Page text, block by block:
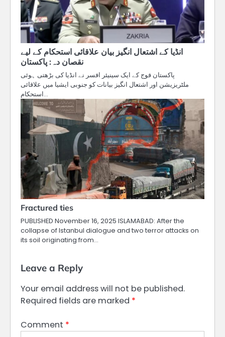
انڈیا کے اشتعال انگیز بیان علاقائی استحکام کے لیے
نقصان دہ: پاکستان
پاکستان فوج کے ایک سینیئر افسر نے انڈیا کی بڑھتی ہوئی
ملٹریزیشن اور اشتعال انگیز بیانات کو جنوبی ایشیا میں علاقائی
استحکام…
Fractured ties
PUBLISHED November 16, 2025 ISLAMABAD: After the
collapse of Istanbul dialogue and two terror attacks on
its soil originating from…
Leave a Reply
Your email address will not be published.
Required fields are marked *
Comment *